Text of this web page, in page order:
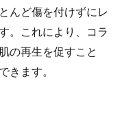
んど傷を付けずにレ
。これにより、コラ
の再生を促すこと
きます。